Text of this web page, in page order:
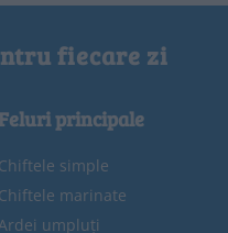
fiecare zi
Feluri principale
Chiftele simple
Chiftele marinate
Ardei umpluți